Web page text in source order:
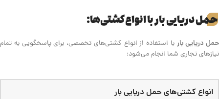
حمل دریایی بار با انواع کشتی‌ها:
حمل دریایی بار با استفاده از انواع کشتی‌های تخصصی، برای پاسخگویی به تمام
نیازهای تجاری شما انجام می‌شود:
انواع کشتی‌های حمل دریایی بار